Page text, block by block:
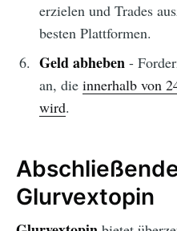
erzielen und Trades
besten Plattformen.
Geld abheben-
an, die innerhalb von
wird.
Glurvextopin